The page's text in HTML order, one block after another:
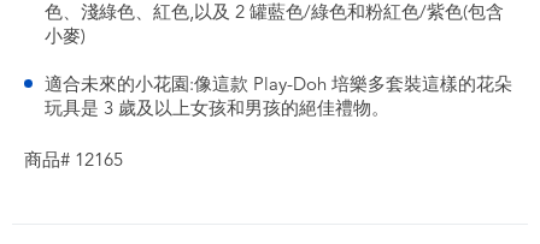
色、淺綠色、紅色,以及 2 罐藍色/綠色和粉紅色/紫色(包含
小麥)
適合未來的小花園:像這款 Play-Doh 培樂多套裝這樣的花朵
玩具是 3 歲及以上女孩和男孩的絕佳禮物。
商品# 12165